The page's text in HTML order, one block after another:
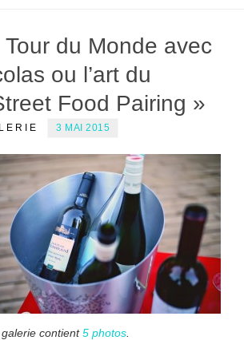
Tour du Monde avec
ou l’art du
Food Pairing »
3 MAI 2015
contient5 photos